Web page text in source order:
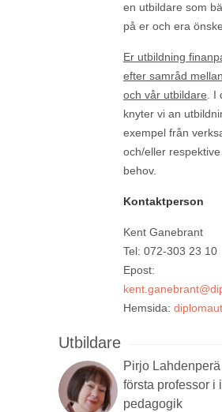
en utbildare som
på er och era
Er utbildning
efter samråd
och vår utbildare .
knyter vi an
exempel från
och/eller
behov.
Kontaktperson
Kent Ganebrant
Tel: 072-303 23 10
Epost:
Hemsida:
Utbildare
Pirjo
första professor i
pedagogik